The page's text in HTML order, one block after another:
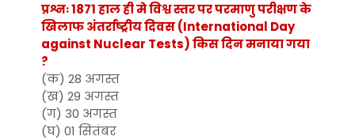
प्रश्नः 1871 हाल ही मे विश्व स्तर पर परमाणु परीक्षण के
खिलाफ अंतर्राष्ट्रीय दिवस (International Day
against Nuclear Tests) किस दिन मनाया गया
?
(क) 28 अगस्त
(ख) 29 अगस्त
(ग) 30 अगस्त
(घ) 01 सितंबर